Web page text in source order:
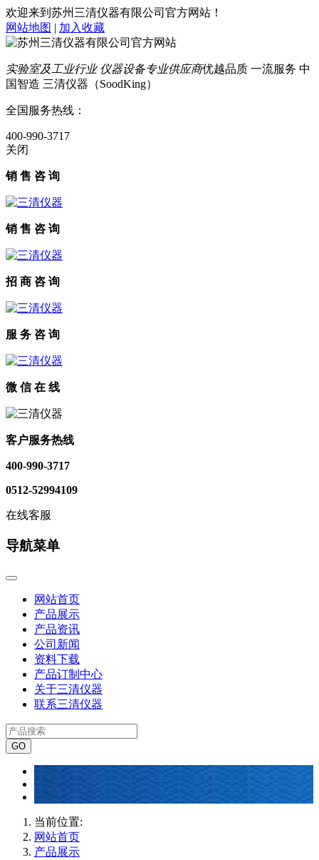
欢迎来到苏州三清仪器有限公司官方网站！
网站地图 | 加入收藏
实验室及工业行业 仪器设备专业供应商优越品质 一流服务 中
国智造 三清仪器（SoodKing）
全国服务热线：
400-990-3717
关闭
销 售 咨 询
销 售 咨 询
招 商 咨 询
服 务 咨 询
微 信 在 线
客户服务热线
400-990-3717
0512-52994109
在线客服
导航菜单
网站首页
产品展示
产品资讯
公司新闻
资料下载
产品订制中心
关于三清仪器
联系三清仪器
当前位置:
网站首页
产品展示